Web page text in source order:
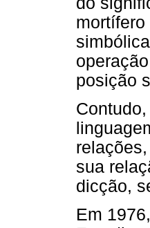
posição
sua
dicção,
Em